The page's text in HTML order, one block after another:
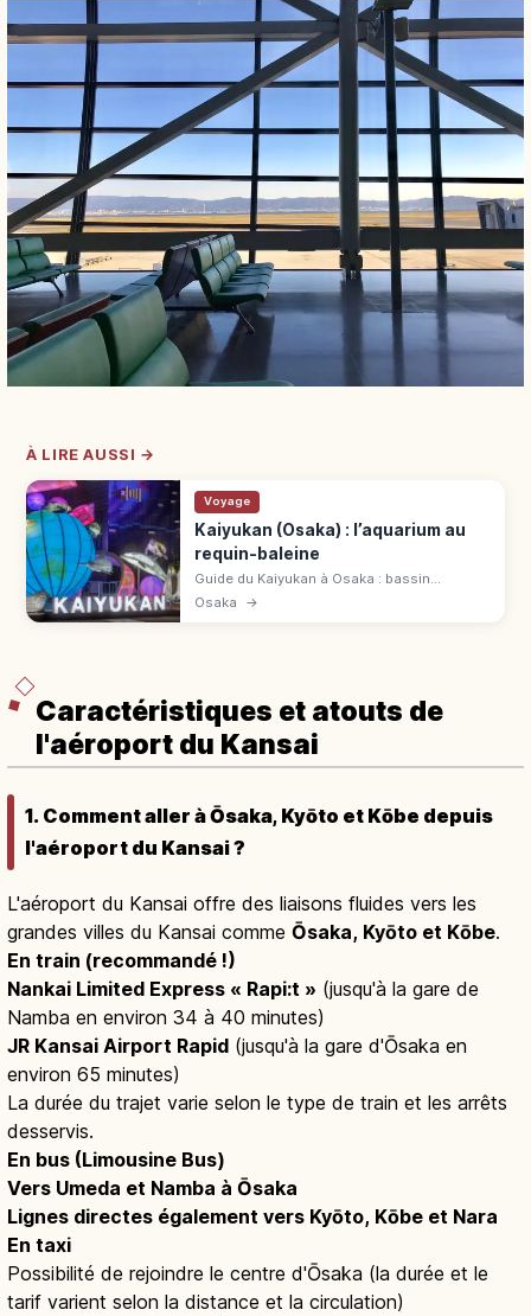
À LIRE AUSSI →
Voyage
Kaiyukan (Osaka) : l’aquarium au
requin-baleine
Guide du Kaiyukan à Osaka : bassin
Pacifique, requin-baleine, 620 espèces et
Osaka →
Caractéristiques et atouts de
l'aéroport du Kansai
1. Comment aller à Ōsaka, Kyōto et Kōbe depuis
l'aéroport du Kansai ?
L'aéroport du Kansai offre des liaisons fluides vers les
grandes villes du Kansai comme Ōsaka, Kyōto et Kōbe.
En train (recommandé !)
Nankai Limited Express « Rapi:t » (jusqu'à la gare de
Namba en environ 34 à 40 minutes)
JR Kansai Airport Rapid (jusqu'à la gare d'Ōsaka en
environ 65 minutes)
La durée du trajet varie selon le type de train et les arrêts
desservis.
En bus (Limousine Bus)
Vers Umeda et Namba à Ōsaka
Lignes directes également vers Kyōto, Kōbe et Nara
En taxi
Possibilité de rejoindre le centre d'Ōsaka (la durée et le
tarif varient selon la distance et la circulation)